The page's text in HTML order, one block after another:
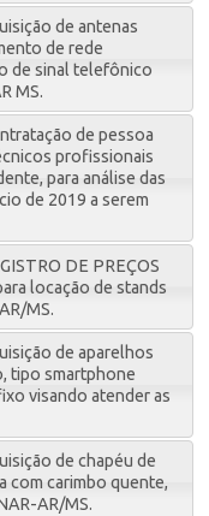
de antenas
de rede
de sinal telefônico
MS.
de pessoa
profissionais
para análise das
de 2019 a serem
DE PREÇOS
locação de stands
MS.
de aparelhos
tipo smartphone
visando atender as
de chapéu de
com carimbo quente,
AR/MS.